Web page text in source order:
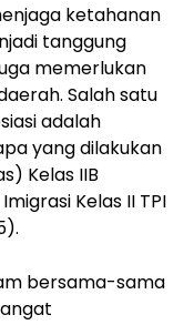
ketahanan
tanggung
memerlukan
Salah satu
adalah
yang dilakukan
Kelas IIB
Kelas II TPI
bersama-sama